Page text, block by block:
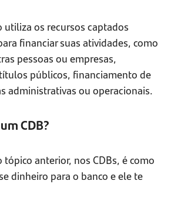
utiliza os recursos captados
financiar suas atividades, como
pessoas ou empresas,
públicos, financiamento de
administrativas ou operacionais.
CDB?
anterior, nos CDBs, é como
dinheiro para o banco e ele te